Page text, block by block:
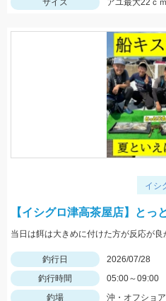
サイズ
アユ最大22ｃｍ
イシ
【イシグロ津高茶屋店】とっ
釣行日
2026/07/28
釣行時間
05:00～09:00
釣場
沖・オフショア